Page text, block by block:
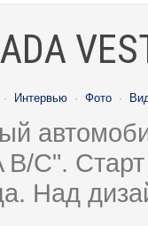
· Интервью · Фото ·
C".
Над